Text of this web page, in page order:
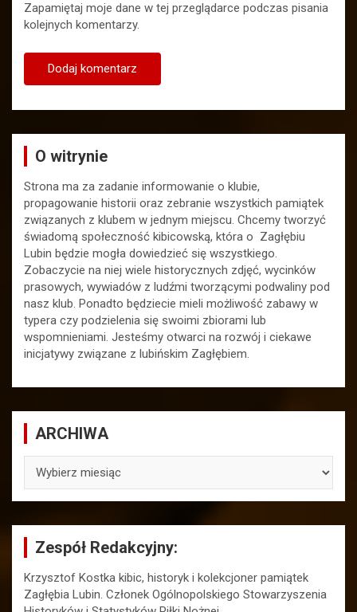
Zapamiętaj moje dane w tej przeglądarce podczas pisania
kolejnych komentarzy.
O witrynie
Strona ma za zadanie informowanie o klubie,
propagowanie historii oraz zebranie wszystkich pamiątek
związanych z klubem w jednym miejscu. Chcemy tworzyć
świadomą społeczność kibicowską, która o Zagłębiu
Lubin będzie mogła dowiedzieć się wszystkiego.
Zobaczycie na niej wiele historycznych zdjęć, wycinków
prasowych, wywiadów z ludźmi tworzącymi podwaliny pod
nasz klub. Ponadto będziecie mieli możliwość zabawy w
typera czy podzielenia się swoimi zbiorami lub
wspomnieniami. Jesteśmy otwarci na rozwój i ciekawe
inicjatywy związane z lubińskim Zagłębiem.
ARCHIWA
Zespół Redakcyjny:
Krzysztof Kostka kibic, historyk i kolekcjoner pamiątek
Zagłębia Lubin. Członek Ogólnopolskiego Stowarzyszenia